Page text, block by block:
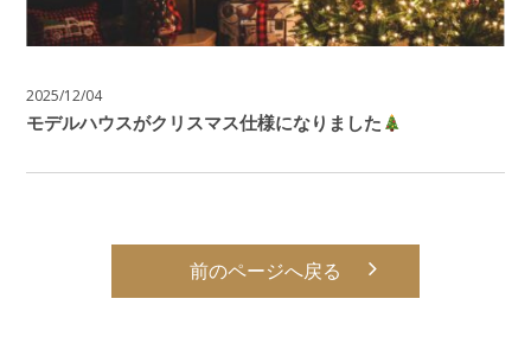
2025/12/04
モデルハウスがクリスマス仕様になりました
前のページへ戻る